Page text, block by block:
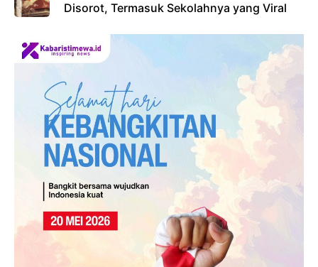
Disorot, Termasuk Sekolahnya yang Viral